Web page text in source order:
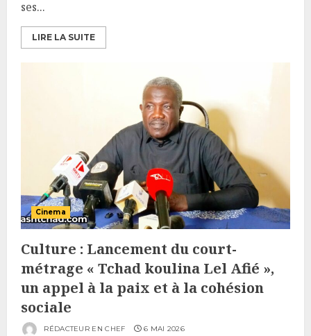
ses...
LIRE LA SUITE
Cinema
Culture : Lancement du court-
métrage « Tchad koulina Lel Afié »,
un appel à la paix et à la cohésion
sociale
RÉDACTEUR EN CHEF 6 MAI 2026